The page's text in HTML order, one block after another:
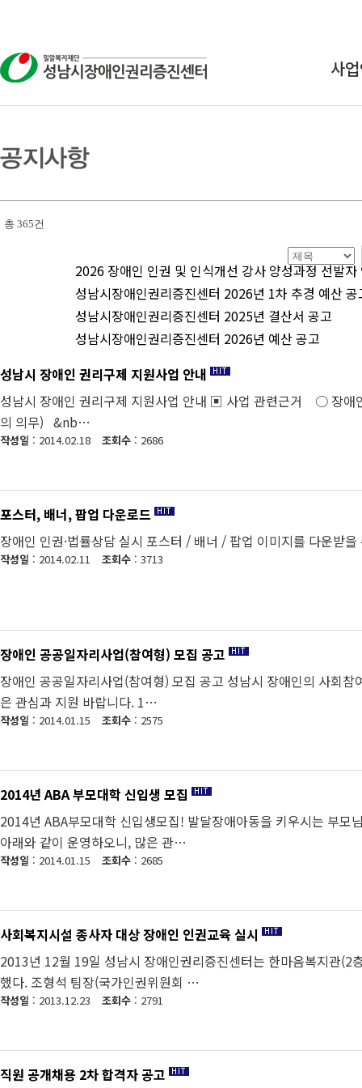
사
총 365건
2026 장애인 인권 및 인식개선 강사 양성과정 선발자
성남시장애인권리증진센터 2026년 1차 추경 예산 공
성남시장애인권리증진센터 2025년 결산서 공고
성남시장애인권리증진센터 2026년 예산 공고
성남시 장애인 권리구제 지원사업 안내
성남시 장애인 권리구제 지원사업 안내 ▣ 사업 관련근거 ○ 장애
의 의무) &nb…
작성일 : 2014.02.18 조회수 : 2686
포스터, 배너, 팝업 다운로드
장애인 인권·법률상담 실시 포스터 / 배너 / 팝업 이미지를 다운받
작성일 : 2014.02.11 조회수 : 3713
장애인 공공일자리사업(참여형) 모집 공고
장애인 공공일자리사업(참여형) 모집 공고 성남시 장애인의 사회
은 관심과 지원 바랍니다. 1…
작성일 : 2014.01.15 조회수 : 2575
2014년 ABA 부모대학 신입생 모집
2014년 ABA부모대학 신입생모집! 발달장애아동을 키우시는 부
아래와 같이 운영하오니, 많은 관…
작성일 : 2014.01.15 조회수 : 2685
사회복지시설 종사자 대상 장애인 인권교육 실시
2013년 12월 19일 성남시 장애인권리증진센터는 한마음복지관
했다. 조형석 팀장(국가인권위원회 …
작성일 : 2013.12.23 조회수 : 2791
직원 공개채용 2차 합격자 공고